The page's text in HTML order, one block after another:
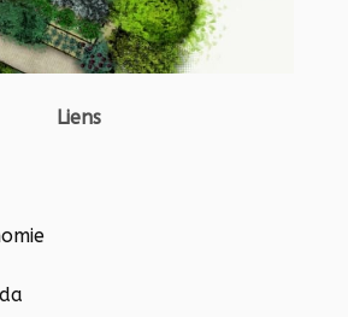
Liens